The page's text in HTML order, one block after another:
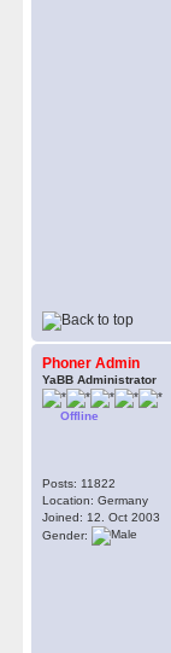
Phoner Admin
YaBB Administrator
Offline
Posts: 11822
Location: Germany
Joined: 12. Oct 2003
Gender: